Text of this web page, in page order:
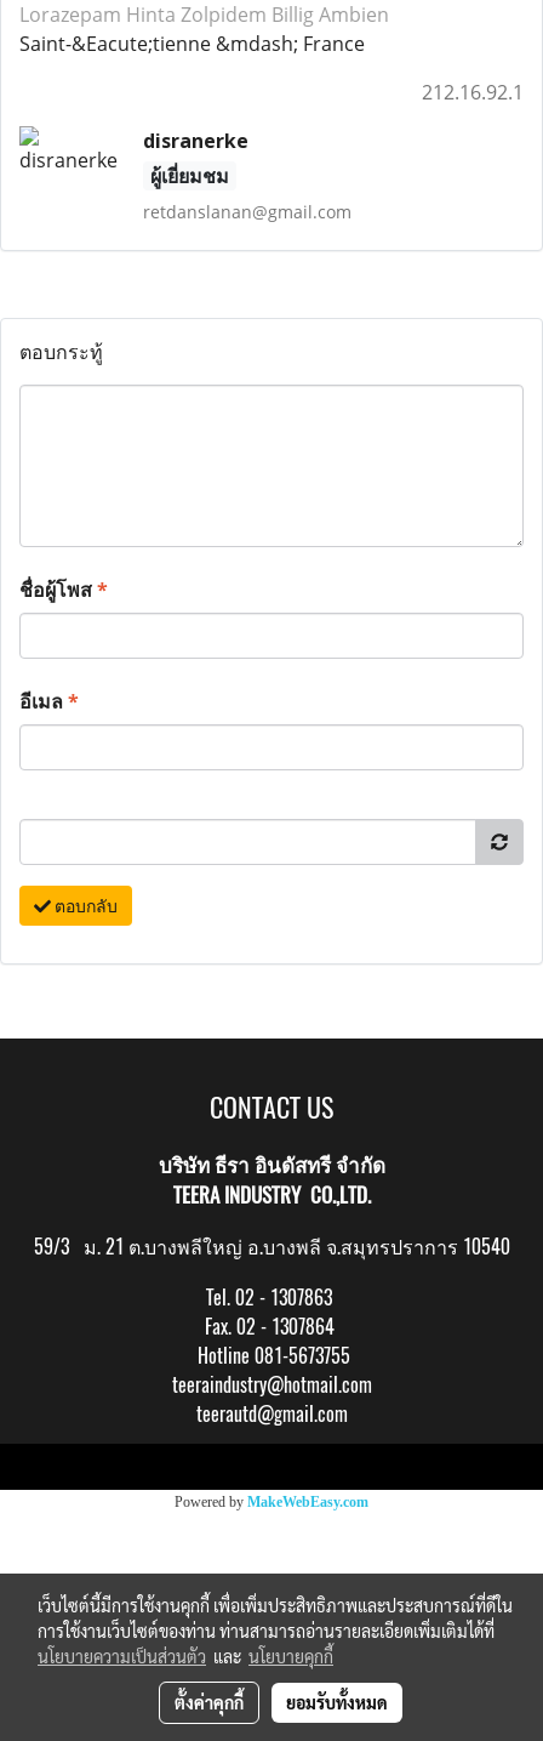
Lorazepam Hinta Zolpidem Billig Ambien
Saint-&Eacute;tienne &mdash; France
212.16.92.1
disranerke
ผู้เยี่ยมชม
retdanslanan@gmail.com
ตอบกระทู้
ชื่อผู้โพส*
อีเมล*
ตอบกลับ
CONTACT US
บริษัท ธีรา อินดัสทรี จำกัด
TEERA INDUSTRY CO.,LTD.
59/3 ม. 21 ต.บางพลีใหญ่ อ.บางพลี จ.สมุทรปราการ 10540
Tel. 02 - 1307863
Fax. 02 - 1307864
Hotline 081-5673755
teeraindustry@hotmail.com
teerautd@gmail.com
Powered by MakeWebEasy.com
เว็บไซต์นี้มีการใช้งานคุกกี้ เพื่อเพิ่มประสิทธิภาพและประสบการณ์ที่ดีใน
การใช้งานเว็บไซต์ของท่าน ท่านสามารถอ่านรายละเอียดเพิ่มเติมได้ที่
นโยบายความเป็นส่วนตัว และ นโยบายคุกกี้
ตั้งค่าคุกกี้ ยอมรับทั้งหมด